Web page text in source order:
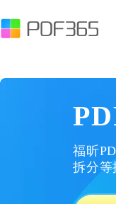
福昕
拆分等